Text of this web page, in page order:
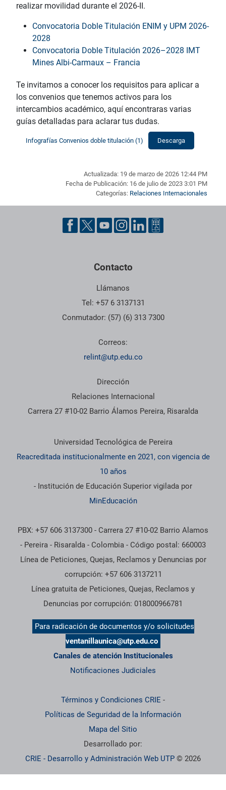
realizar movilidad durante el 2026-II.
Convocatoria Doble Titulación ENIM y UPM 2026-
2028
Convocatoria Doble Titulación 2026–2028 IMT
Mines Albi-Carmaux – Francia
Te invitamos a conocer los requisitos para aplicar a
los convenios que tenemos activos para los
intercambios académico, aquí encontraras varias
guías detalladas para aclarar tus dudas.
Infografías Convenios doble titulación (1) Descarga
Actualizada: 19 de marzo de 2026 12:44 PM
Fecha de Publicación: 16 de julio de 2023 3:01 PM
Categorías: Relaciones Internacionales
Pie de página con información de contacto, redes sociales y
Contacto
Llámanos
Tel: +57 6 3137131
Conmutador: (57) (6) 313 7300
Correos:
relint@utp.edu.co
Dirección
Relaciones Internacional
Carrera 27 #10-02 Barrio Álamos Pereira, Risaralda
Información institucional
Universidad Tecnológica de Pereira
Reacreditada institucionalmente en 2021, con vigencia de
10 años
- Institución de Educación Superior vigilada por
MinEducación
PBX: +57 606 3137300 - Carrera 27 #10-02 Barrio Alamos
- Pereira - Risaralda - Colombia - Código postal: 660003
Línea de Peticiones, Quejas, Reclamos y Denuncias por
corrupción: +57 606 3137211
Línea gratuita de Peticiones, Quejas, Reclamos y
Denuncias por corrupción: 018000966781
Para radicación de documentos y/o solicitudes
ventanillaunica@utp.edu.co
Canales de atención Institucionales
Notificaciones Judiciales
Términos y Condiciones CRIE -
Políticas de Seguridad de la Información
Mapa del Sitio
Desarrollado por:
CRIE - Desarrollo y Administración Web UTP © 2026